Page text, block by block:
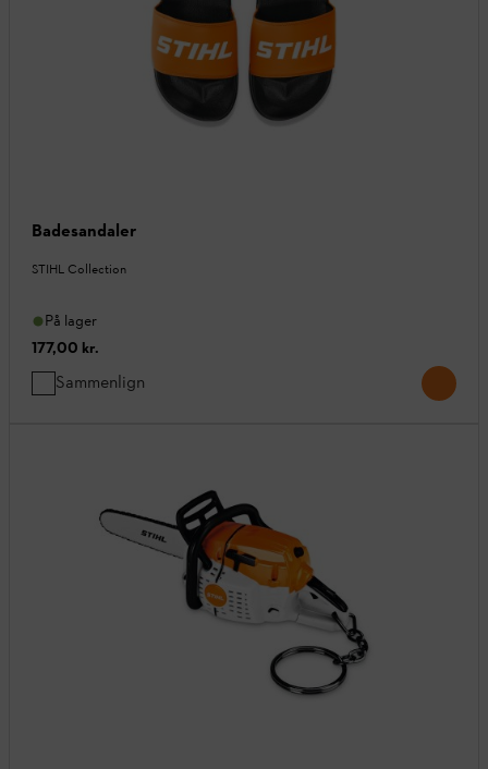
Badesandaler
STIHL Collection
På lager
177,00 kr.
Sammenlign